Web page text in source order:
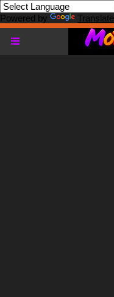
Powered by Translate